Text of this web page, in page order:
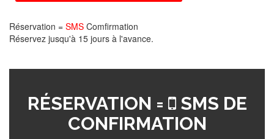
Réservation = SMS Comfirmation
Réservez jusqu'à 15 jours à l'avance.
RÉSERVATION =
SMS DE
CONFIRMATION